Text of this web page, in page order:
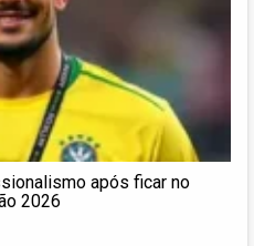
após ficar no
2026